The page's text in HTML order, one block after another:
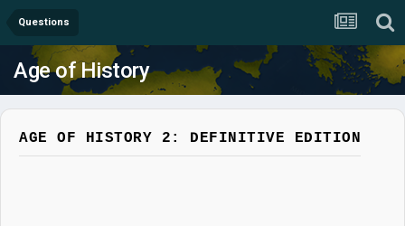
Questions
Age of History
AGE OF HISTORY 2: DEFINITIVE EDITION